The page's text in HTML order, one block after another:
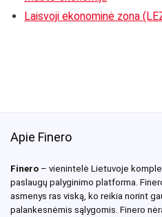
Laisvoji ekonominė zona
Apie Finero
Finero – vienintelė Lietuvoje
paslaugų palyginimo platforma.
asmenys ras viską, ko reikia norint
palankesnėmis sąlygomis. Finero